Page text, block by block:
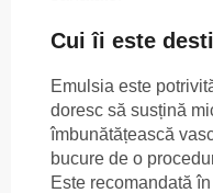
Cui îi este
Emulsia este
doresc să susțină
îmbunătățească
bucure de o
Este recomandată